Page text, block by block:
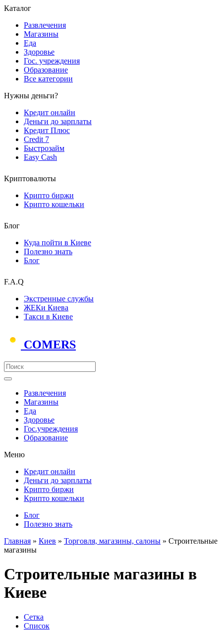
Каталог
Развлечения
Магазины
Еда
Здоровье
Гос. учреждения
Образование
Все категории
Нужны деньги?
Кредит онлайн
Деньги до зарплаты
Кредит Плюс
Credit 7
Быстрозайм
Easy Cash
Криптовалюты
Крипто биржи
Крипто кошельки
Блог
Куда пойти в Киеве
Полезно знать
Блог
F.A.Q
Экстренные службы
ЖЕКи Киева
Такси в Киеве
COMERS
Развлечения
Магазины
Еда
Здоровье
Гос.учреждения
Образование
Меню
Кредит онлайн
Деньги до зарплаты
Крипто биржи
Крипто кошельки
Блог
Полезно знать
Главная » Киев » Торговля, магазины, салоны » Строительные
магазины
Строительные магазины в
Киеве
Сетка
Список